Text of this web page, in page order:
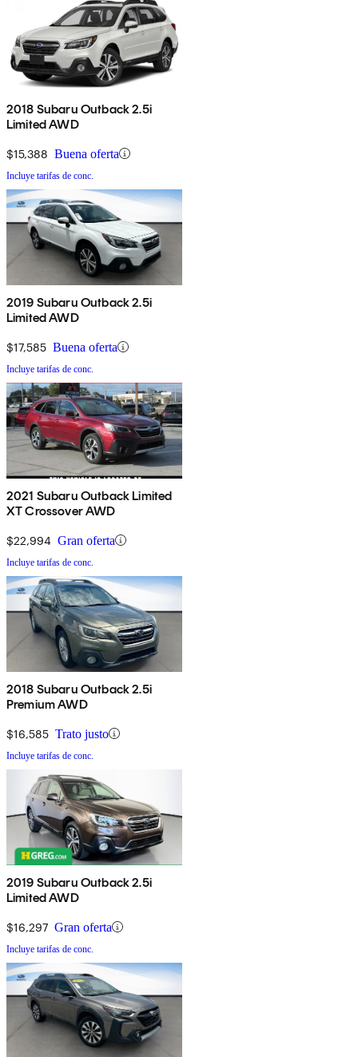
2018 Subaru Outback 2.5i
Limited AWD
$15,388 Buena oferta
Incluye tarifas de conc.
2019 Subaru Outback 2.5i
Limited AWD
$17,585 Buena oferta
Incluye tarifas de conc.
2021 Subaru Outback Limited
XT Crossover AWD
$22,994 Gran oferta
Incluye tarifas de conc.
2018 Subaru Outback 2.5i
Premium AWD
$16,585 Trato justo
Incluye tarifas de conc.
2019 Subaru Outback 2.5i
Limited AWD
$16,297 Gran oferta
Incluye tarifas de conc.